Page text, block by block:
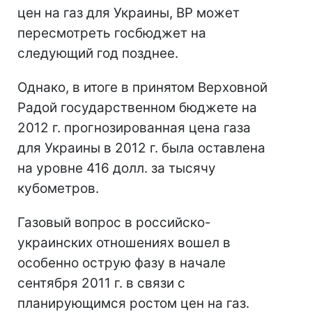
цен на газ для Украины, ВР может
пересмотреть госбюджет на
следующий год позднее.
Однако, в итоге в принятом Верховной
Радой государственном бюджете на
2012 г. прогнозированная цена газа
для Украины в 2012 г. была оставлена
на уровне 416 долл. за тысячу
кубометров.
Газовый вопрос в российско-
украинских отношениях вошел в
особенно острую фазу в начале
сентября 2011 г. в связи с
планирующимся ростом цен на газ.